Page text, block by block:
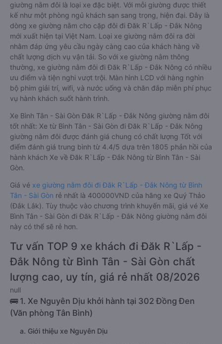
giường nằm đôi là loại xe đặc biệt. Với mỗi giường được thiết
kế như một phòng ngủ khách sạn sang trọng, hiện đại. Đây là
dòng xe giường nằm cho cặp đôi đi Đăk R`Lấp - Đắk Nông
mới xuất hiện tại Việt Nam. Loại xe giường nằm đôi ra đời
nhằm đáp ứng yêu cầu ngày càng cao của khách hàng về
chất lượng dịch vụ vận tải. So với xe giường nằm thông
thường, xe giường nằm đôi đi Đăk R`Lấp - Đắk Nông có nhiều
ưu điểm và tiện nghi vượt trội. Màn hình LCD với hàng nghìn
bộ phim giải trí, wifi, và nước uống và chăn đắp miễn phí phục
vụ hành khách suốt hành trình.
Xe Bình Tân - Sài Gòn Đăk R`Lấp - Đắk Nông giường nằm đôi
tốt nhất: Xe từ Bình Tân - Sài Gòn đi Đăk R`Lấp - Đắk Nông
giường nằm đôi được đánh giá chung có chất lượng Tốt với
điểm đánh giá trung bình từ 4.4/5 dựa trên 1805 phản hồi của
hành khách Xe về Đăk R`Lấp - Đắk Nông từ Bình Tân - Sài
Gòn.
Giá vé xe giường nằm đôi đi Đăk R`Lấp - Đắk Nông từ Bình
Tân - Sài Gòn rẻ nhất là 400000VND của hãng xe Quý Thảo
(Đắk Lắk). Tùy thuộc vào chương trình khuyến mãi, giá vé Xe
Bình Tân - Sài Gòn đi Đăk R`Lấp - Đắk Nông giường nằm đôi
này có thể sẽ rẻ hơn.
Tư vấn TOP 9 xe khách đi Đăk R`Lấp -
Đắk Nông từ Bình Tân - Sài Gòn chất
lượng cao, uy tín, giá rẻ nhất 08/2026
null
🚌 1. Xe Nguyên Dịu khởi hành tại 302 Đồng Đen
(Văn phòng Tân Bình)
a. Giới thiệu xe Nguyên Dịu